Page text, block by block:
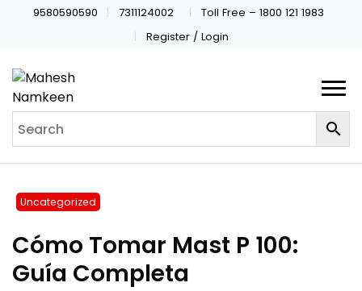
9580590590 7311124002
Toll Free – 1800 121 1983
Register / Login
Uncategorized
Cómo Tomar Mast P 100:
Guía Completa